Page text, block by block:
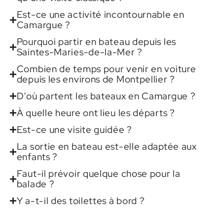
Est-ce une activité incontournable en
Camargue ?
Pourquoi partir en bateau depuis les
Saintes-Maries-de-la-Mer ?
Combien de temps pour venir en voiture
depuis les environs de Montpellier ?
D’où partent les bateaux en Camargue ?
À quelle heure ont lieu les départs ?
Est-ce une visite guidée ?
La sortie en bateau est-elle adaptée aux
enfants ?
Faut-il prévoir quelque chose pour la
balade ?
Y a-t-il des toilettes à bord ?